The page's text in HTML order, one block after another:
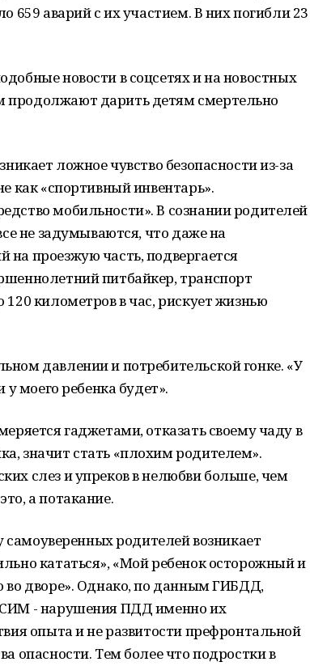
659 аварий с их участием. В них погибли 23
новости в соцсетях и на новостных
продолжают дарить детям смертельно
ложное чувство безопасности из-за
как «спортивный инвентарь».
мобильности». В сознании родителей
не задумываются, что даже на
на проезжую часть, подвергается
питбайкер, транспорт
120 километров в час, рискует жизнью
давлении и потребительской гонке. «У
у моего ребенка будет».
гаджетами, отказать своему чаду в
значит стать «плохим родителем».
слез и упреков в нелюбви больше, чем
а потакание.
самоуверенных родителей возникает
кататься», «Мой ребенок осторожный и
во дворе». Однако, по данным ГИБДД,
СИМ - нарушения ПДД именно их
опыта и не развитости префронтальной
опасности. Тем более что подростки в